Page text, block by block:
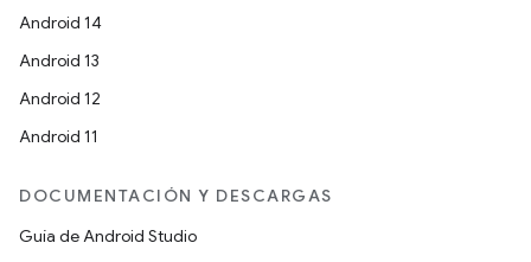
Android 14
Android 13
Android 12
Android 11
DOCUMENTACIÓN Y DESCARGAS
Guía de Android Studio